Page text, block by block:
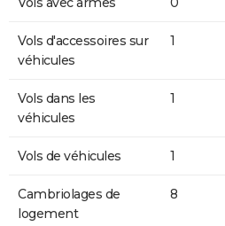
Vols d'accessoires sur
véhicules
1
Vols dans les
véhicules
1
Vols de véhicules 1
Cambriolages de
logement
8